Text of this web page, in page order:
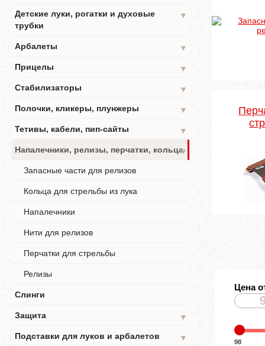
Детские луки, рогатки и духовые
трубки
▼
Арбалеты
▼
Прицелы
▼
Стабилизаторы
▼
Полочки, кликеры, плунжеры
▼
Тетивы, кабели, пип-сайты
▼
Напалечники, релизы, перчатки, кольца▼
Запасные части для релизов
Кольца для стрельбы из лука
Напалечники
Нити для релизов
Перчатки для стрельбы
Релизы
Слинги
Защита
▼
Подставки для луков и арбалетов
▼
Цена
98